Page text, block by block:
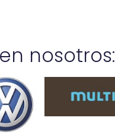
nosotros: